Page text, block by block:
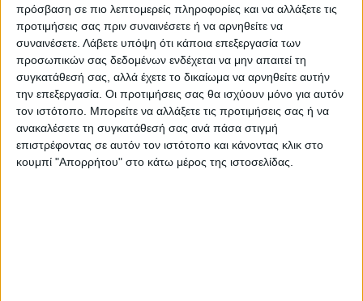
πρόσβαση σε πιο λεπτομερείς πληροφορίες και να αλλάξετε τις
προτιμήσεις σας πριν συναινέσετε ή να αρνηθείτε να
συναινέσετε. Λάβετε υπόψη ότι κάποια επεξεργασία των
προσωπικών σας δεδομένων ενδέχεται να μην απαιτεί τη
συγκατάθεσή σας, αλλά έχετε το δικαίωμα να αρνηθείτε αυτήν
την επεξεργασία. Οι προτιμήσεις σας θα ισχύουν μόνο για αυτόν
τον ιστότοπο. Μπορείτε να αλλάξετε τις προτιμήσεις σας ή να
ανακαλέσετε τη συγκατάθεσή σας ανά πάσα στιγμή
επιστρέφοντας σε αυτόν τον ιστότοπο και κάνοντας κλικ στο
κουμπί "Απορρήτου" στο κάτω μέρος της ιστοσελίδας.